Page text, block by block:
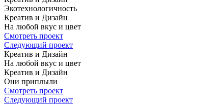
Экотехнологичность
Креатив и Дизайн
На любой вкус и цвет
Смотреть проект
Следующий проект
Креатив и Дизайн
На любой вкус и цвет
Креатив и Дизайн
Они приплыли
Смотреть проект
Следующий проект